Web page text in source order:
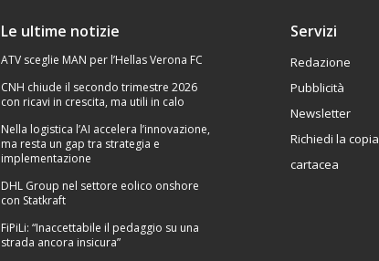
Le ultime notizie
ATV sceglie MAN per l’Hellas Verona FC
CNH chiude il secondo trimestre 2026
con ricavi in crescita, ma utili in calo
Nella logistica l’AI accelera l’innovazione,
ma resta un gap tra strategia e
implementazione
DHL Group nel settore eolico onshore
con Statkraft
FiPiLi: “Inaccettabile il pedaggio su una
strada ancora insicura”
Servizi
Redazione
Pubblicità
Newsletter
Richiedi la copia
cartacea